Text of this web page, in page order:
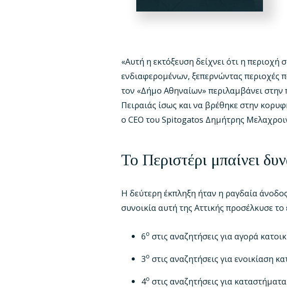
«Αυτή η εκτόξευση δείχνει ότι η
ενδιαφερομένων, ξεπερνώντας περιοχές
τον «Δήμο Αθηναίων» περιλαμβάνει στην
Πειραιάς ίσως και να βρέθηκε στην
ο CEO του Spitogatos Δημήτρης
Το Περιστέρι μπαίνει
Η δεύτερη έκπληξη ήταν η ραγδαία
συνοικία αυτή της Αττικής προσέλκυσε
6ο στις αναζητήσεις για αγορά
3ο στις αναζητήσεις για ενοικίαση
4ο στις αναζητήσεις για